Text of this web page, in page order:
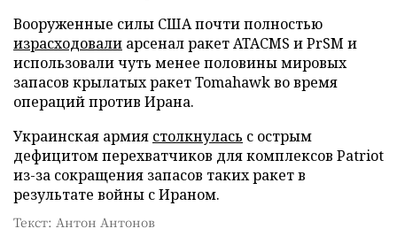
Вооруженные силы США почти полностью
израсходовали арсенал ракет ATACMS и PrSM и
использовали чуть менее половины мировых
запасов крылатых ракет Tomahawk во время
операций против Ирана.
Украинская армия столкнулась с острым
дефицитом перехватчиков для комплексов Patriot
из-за сокращения запасов таких ракет в
результате войны с Ираном.
Текст: Антон Антонов